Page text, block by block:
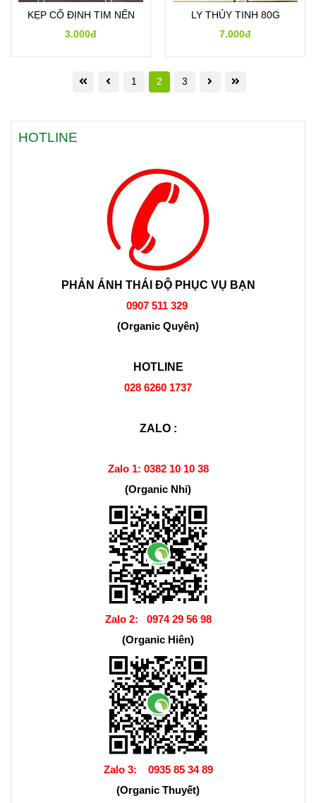
KẸP CỐ ĐỊNH TIM NẾN
3.000đ
LY THỦY TINH 80G
7.000đ
1 2 3
HOTLINE
PHẢN ÁNH THÁI ĐỘ PHỤC VỤ BẠN
0907 511 329
(Organic Quyên)
HOTLINE
028 6260 1737
ZALO :
Zalo 1: 0382 10 10 38
(Organic Nhi)
Zalo 2: 0974 29 56 98
(Organic Hiên)
Zalo 3: 0935 85 34 89
(Organic Thuyết)